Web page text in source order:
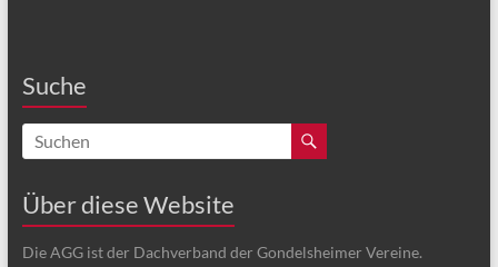
Suche
Über diese Website
Die AGG ist der Dachverband der Gondelsheimer Vereine.